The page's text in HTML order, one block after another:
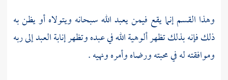
وهذا القسم إنما يقع فيمن يعبد الله سبحانه ويتولاه أو يظن به
ذلك فإنه بذلك تظهر ألوهية الله في عبده وتظهر إنابة العبد إلى ربه
وموافقته له في محبته ورضاه وأمره ونهيه .